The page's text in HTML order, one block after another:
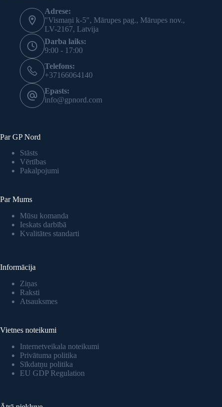
Adrese:
"Vismaņi k-5", Mārupes pag., Mārupes nov.,
LV-2167, Latvija
Darba laiks:
9:00 - 17:00
Telefons:
+37166064140
Epasts:
info@gpnord.com
Par GP Nord
Stāsts
Vērtības
Pakalpojumi
Par Mums
Mūsu komanda
Ieskats darbībā
Kvalitātes standarti
Informācija
Ziņas
Raksti
Atsauksmes
Vietnes noteikumi
Internetveikala noteikumi
Privātuma politika
Sīkdatņu politika
EU GDP Regulation